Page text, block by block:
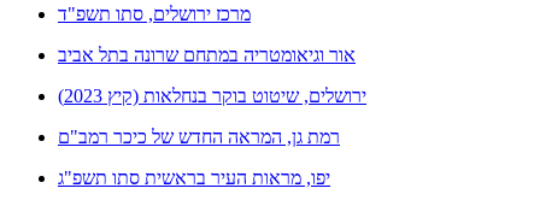
מרכז ירושלים, סתו תשפ"ד
אור וגיאומטריה במתחם שרונה בתל אביב
ירושלים, שיטוט בוקר בנחלאות (קיץ 2023)
רמת גן, המראה החדש של כיכר רמב"ם
יפו, מראות העיר בראשית סתו תשפ"ג